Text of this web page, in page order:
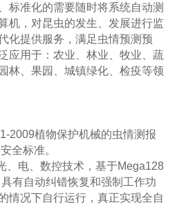
标准化的需要随时将系统自动测
机，对昆虫的发生、发展进行监
化提供服务，满足虫情预测预
应用于：农业、林业、牧业、蔬
林、果园、城镇绿化、检疫等领
2009植物保护机械的虫情测报
全标准。
、电、数控技术，基于Mega128
有自动纠错恢复和强制工作功
情况下自行运行，真正实现全自